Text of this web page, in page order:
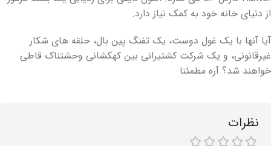
از دنیای خانه خود به کمک نیاز دارد.
آیا آنها با یک غول دوست، یک تفنگ پین بال، حلقه های شکار
غیرقانونی، و یک شرکت کشتیرانی بین کهکشانی وحشتناک قاطی
خواهند شد؟ آره مطمئنا
نظرات